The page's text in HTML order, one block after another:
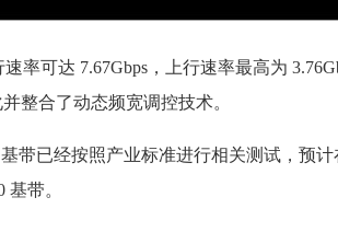
率可达 7.67Gbps，上行速率最高为
整合了动态频宽调控技术。
带已经按照产业标准进行相关测试，预
基带。